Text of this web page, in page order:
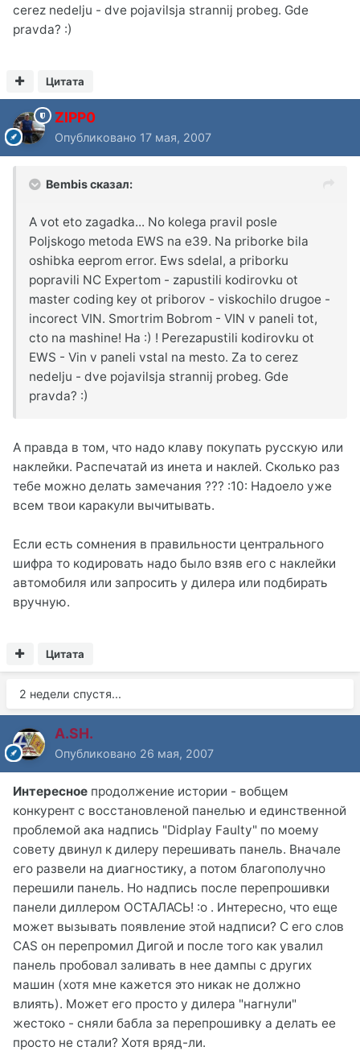
cerez nedelju - dve pojavilsja strannij probeg. Gde
pravda? :)
Цитата
ZIPP0
Опубликовано 17 мая, 2007
Bembis сказал:
A vot eto zagadka... No kolega pravil posle
Poljskogo metoda EWS na e39. Na priborke bila
oshibka eeprom error. Ews sdelal, a priborku
popravili NC Expertom - zapustili kodirovku ot
master coding key ot priborov - viskochilo drugoe -
incorect VIN. Smortrim Bobrom - VIN v paneli tot,
cto na mashine! Ha :) ! Perezapustili kodirovku ot
EWS - Vin v paneli vstal na mesto. Za to cerez
nedelju - dve pojavilsja strannij probeg. Gde
pravda? :)
А правда в том, что надо клаву покупать русскую или
наклейки. Распечатай из инета и наклей. Сколько раз
тебе можно делать замечания ??? :10: Надоело уже
всем твои каракули вычитывать.
Если есть сомнения в правильности центрального
шифра то кодировать надо было взяв его с наклейки
автомобиля или запросить у дилера или подбирать
вручную.
Цитата
2 недели спустя...
A.SH.
Опубликовано 26 мая, 2007
Интересное продолжение истории - вобщем
конкурент с восстановленой панелью и единственной
проблемой ака надпись "Didplay Faulty" по моему
совету двинул к дилеру перешивать панель. Вначале
его развели на диагностику, а потом благополучно
перешили панель. Но надпись после перепрошивки
панели диллером ОСТАЛАСЬ! :o . Интересно, что еще
может вызывать появление этой надписи? С его слов
CAS он перепромил Дигой и после того как увалил
панель пробовал заливать в нее дампы с других
машин (хотя мне кажется это никак не должно
влиять). Может его просто у дилера "нагнули"
жестоко - сняли бабла за перепрошивку а делать ее
просто не стали? Хотя вряд-ли.